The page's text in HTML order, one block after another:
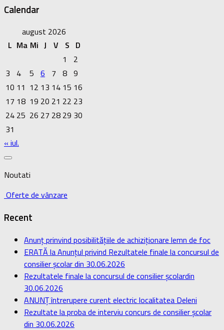
Calendar
august 2026
L Ma Mi J V S D
1
2
3
4 5 6 7 8 9
10 11 12 13 14 15 16
17 18 19 20 21 22 23
24 25 26 27 28 29 30
31
« iul.
Noutati
Oferte de vânzare
Recent
Anunț prinvind posibilitățiile de achiziționare lemn de foc
ERATĂ la Anunțul privind Rezultatele finale la concursul de
consilier școlar din 30.06.2026
Rezultatele finale la concursul de consilier școlardin
30.06.2026
ANUNȚ întrerupere curent electric localitatea Deleni
Rezultate la proba de interviu concurs de consilier școlar
din 30.06.2026